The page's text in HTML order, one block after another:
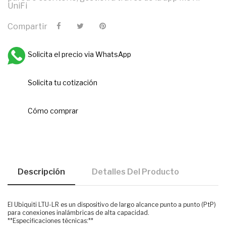
UniFi
Compartir
Solicita el precio via WhatsApp
Solicita tu cotización
Cómo comprar
Descripción Detalles Del Producto
El Ubiquiti LTU-LR es un dispositivo de largo alcance punto a punto (PtP)
para conexiones inalámbricas de alta capacidad.
**Especificaciones técnicas:**